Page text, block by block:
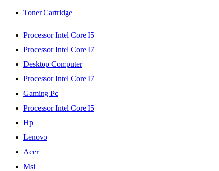
Toner Cartridge
Processor Intel Core I5
Processor Intel Core I7
Desktop Computer
Processor Intel Core I7
Gaming Pc
Processor Intel Core I5
Hp
Lenovo
Acer
Msi